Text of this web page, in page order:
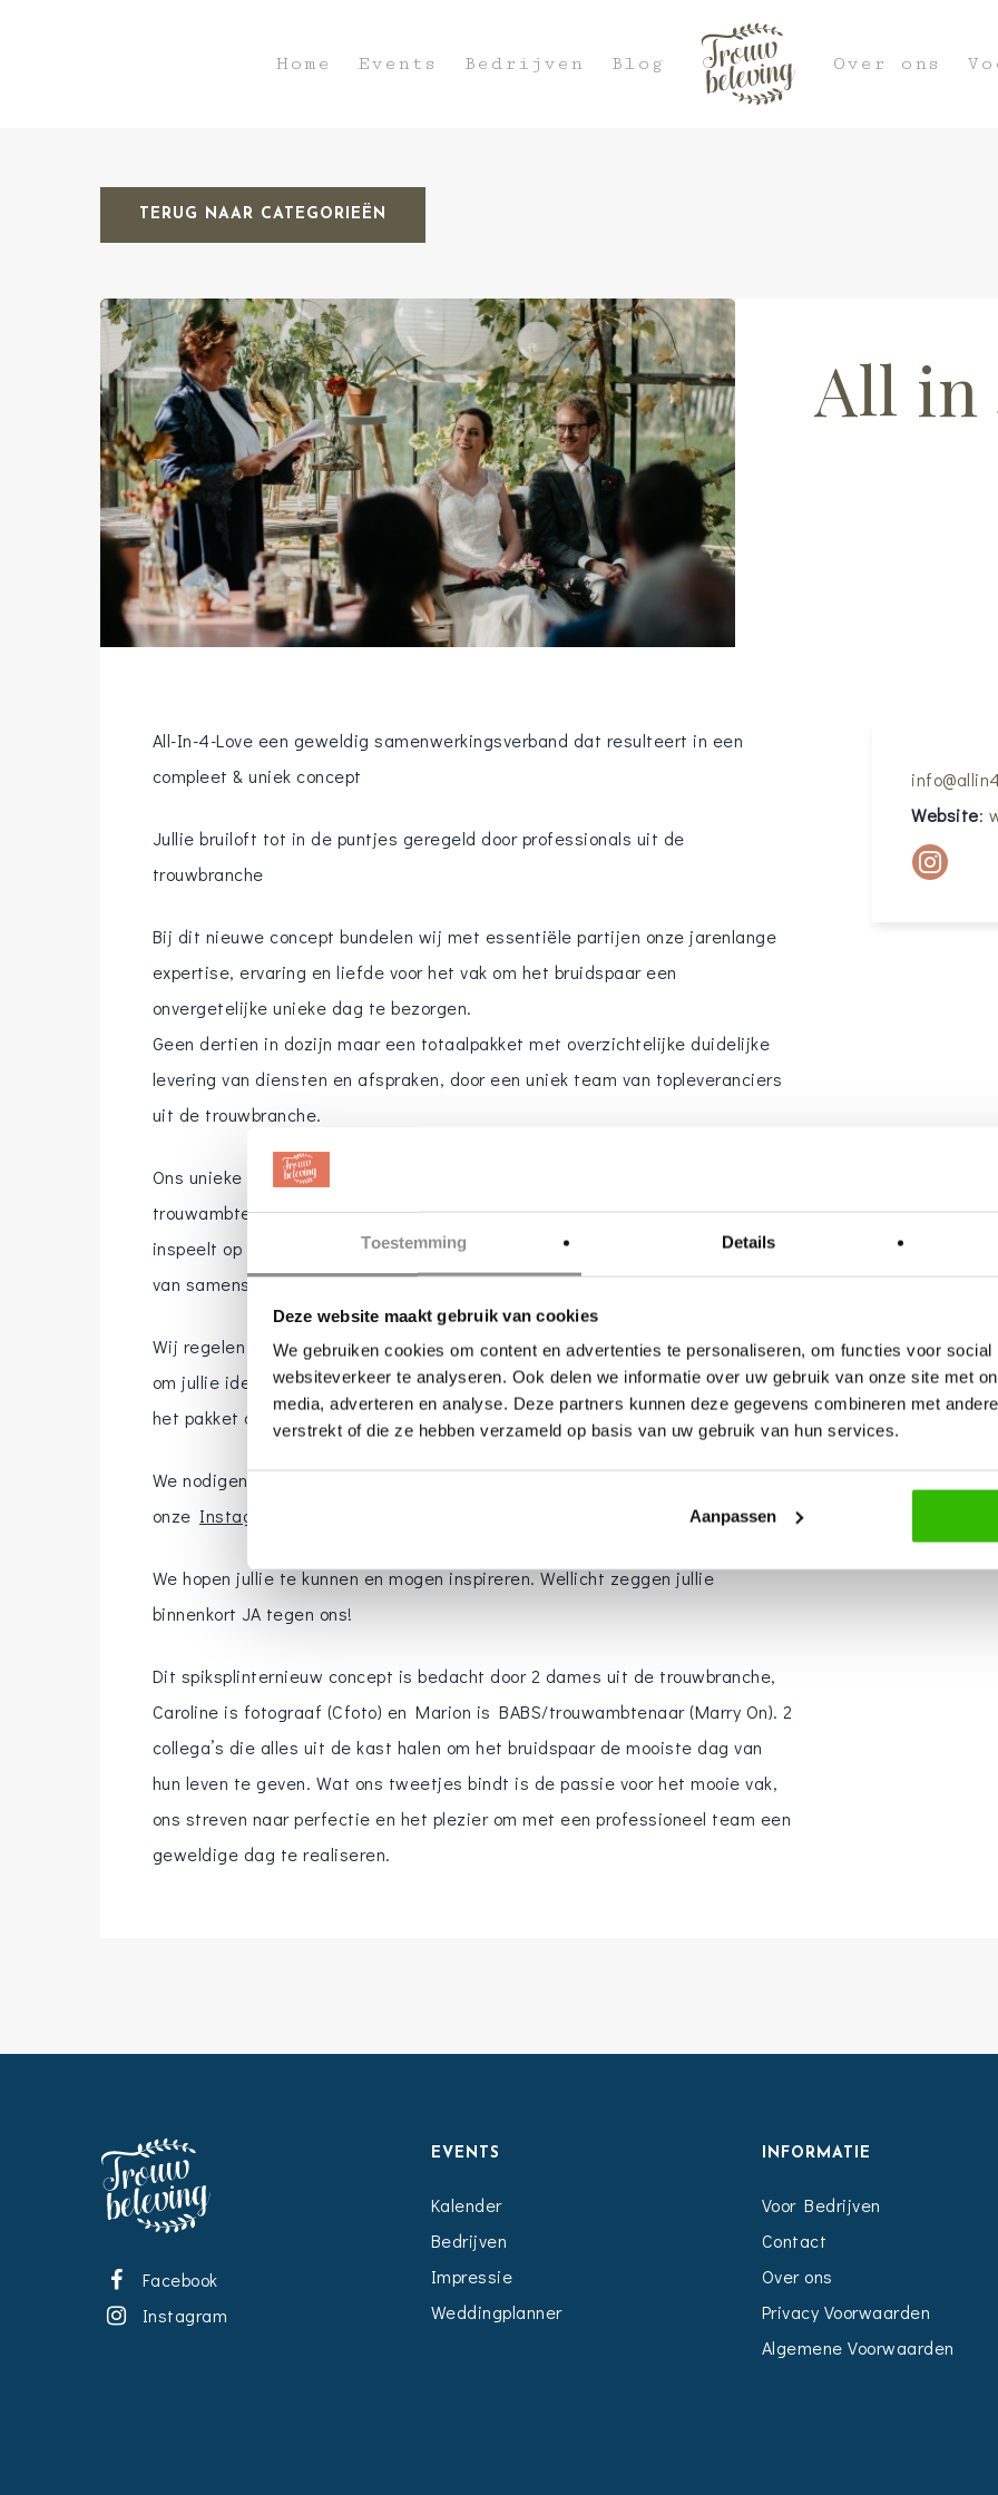
Toestemming Details
Deze website maakt gebruik van cookies
We gebruiken cookies om content en advertenties te personaliseren, om functies voor
websiteverkeer te analyseren. Ook delen we informatie over uw gebruik van onze site met
media, adverteren en analyse. Deze partners kunnen deze gegevens combineren met
verstrekt of die ze hebben verzameld op basis van uw gebruik van hun services.
Aanpassen
Hit enter to search or ESC to close
Home Events Bedrijven Blog Over ons
TERUG NAAR CATEGORIEËN
All in
All-In-4-Love een geweldig samenwerkingsverband dat resulteert in een
compleet & uniek concept
Jullie bruiloft tot in de puntjes geregeld door professionals uit de
trouwbranche
Bij dit nieuwe concept bundelen wij met essentiële partijen onze jarenlange
expertise, ervaring en liefde voor het vak om het bruidspaar een
onvergetelijke unieke dag te bezorgen.
Geen dertien in dozijn maar een totaalpakket met overzichtelijke duidelijke
levering van diensten en afspraken, door een uniek team van topleveranciers
uit de trouwbranche.
Ons unieke team All-In-4-Love bestaat uit een fotograaf & videograaf,
trouwambtenaar (BABS), weddingplanner, bloemist en DJ. Omdat het team
inspeelt op de wensen van het bruidspaar is het team niet altijd hetzelfde
van samenstelling.
Wij regelen jullie dag tot in detail! Met 1 vast aanspreekpunt staan wij klaar
om jullie ideeën werkelijkheid te maken. Met natuurlijk de mogelijkheid om
het pakket op jullie persoonlijke wensen af te stemmen.
We nodigen jullie van harte uit een kijkje te nemen op onze
onze Instagram.
We hopen jullie te kunnen en mogen inspireren. Wellicht zeggen jullie
binnenkort JA tegen ons!
Dit spiksplinternieuw concept is bedacht door 2 dames uit de trouwbranche,
Caroline is fotograaf (Cfoto) en Marion is BABS/trouwambtenaar (Marry On). 2
collega’s die alles uit de kast halen om het bruidspaar de mooiste dag van
hun leven te geven. Wat ons tweetjes bindt is de passie voor het mooie vak,
ons streven naar perfectie en het plezier om met een professioneel team een
geweldige dag te realiseren.
Website:
Facebook
Instagram
EVENTS
Kalender
Bedrijven
Impressie
Weddingplanner
INFORMATIE
Voor Bedrijven
Contact
Over ons
Privacy Voorwaarden
Algemene Voorwaarden